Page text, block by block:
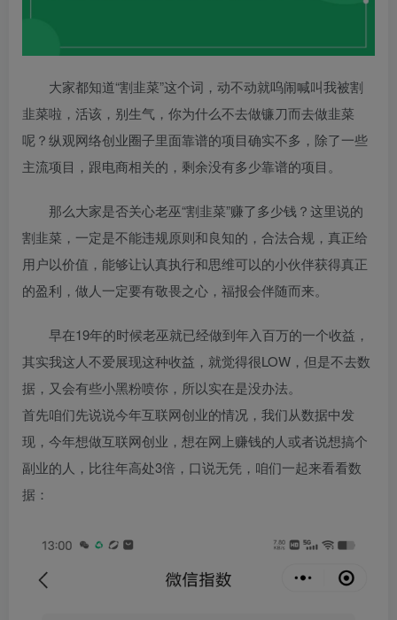
大家都知道“割韭菜”这个词，动不动就呜闹喊叫我被割
韭菜啦，活该，别生气，你为什么不去做镰刀而去做韭菜
呢？纵观网络创业圈子里面靠谱的项目确实不多，除了一些
主流项目，跟电商相关的，剩余没有多少靠谱的项目。
那么大家是否关心老巫“割韭菜”赚了多少钱？这里说的
割韭菜，一定是不能违规原则和良知的，合法合规，真正给
用户以价值，能够让认真执行和思维可以的小伙伴获得真正
的盈利，做人一定要有敬畏之心，福报会伴随而来。
早在19年的时候老巫就已经做到年入百万的一个收益，
其实我这人不爱展现这种收益，就觉得很LOW，但是不去数
据，又会有些小黑粉喷你，所以实在是没办法。
首先咱们先说说今年互联网创业的情况，我们从数据中发
现，今年想做互联网创业，想在网上赚钱的人或者说想搞个
副业的人，比往年高处3倍，口说无凭，咱们一起来看看数
据：